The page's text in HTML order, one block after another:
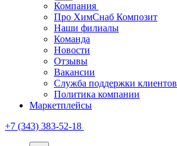
Компания
Про ХимСнаб Композит
Наши филиалы
Команда
Новости
Отзывы
Вакансии
Служба поддержки клиентов
Политика компании
Маркетплейсы
+7 (343) 383-52-18